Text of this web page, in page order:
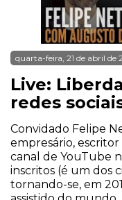
quarta-feira, 21 de abril de
Live:
redes
Convidado Felipe
empresário,
canal de YouTube
inscritos (é um dos
tornando-se, em